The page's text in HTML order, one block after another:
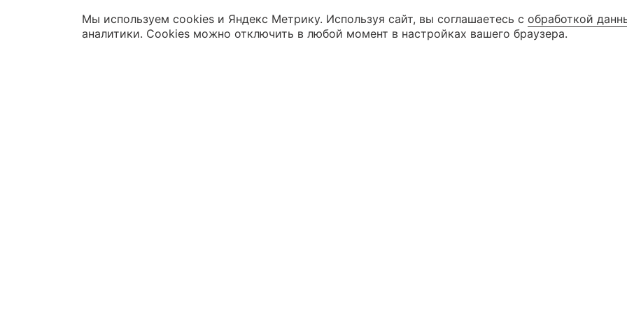
КАТАЛОГ
КОНТАКТЫ
8 (846)
8 (927)
Мы используем cookies и Яндекс Метрику. Используя сайт, вы соглашаетесь с обработкой
аналитики. Cookies можно отключить в любой момент в настройках вашего браузера.